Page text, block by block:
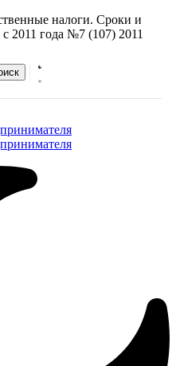
налоги. Сроки и
2011 года №7 (107) 2011